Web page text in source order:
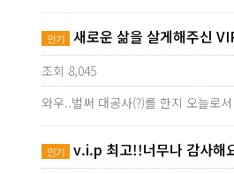
인기 새로운 삶을 살게해주신
조회 8,045
와우..벌써 대공사(?)를 한지 오늘로
인기 v.i.p 최고!!너무나 감사해